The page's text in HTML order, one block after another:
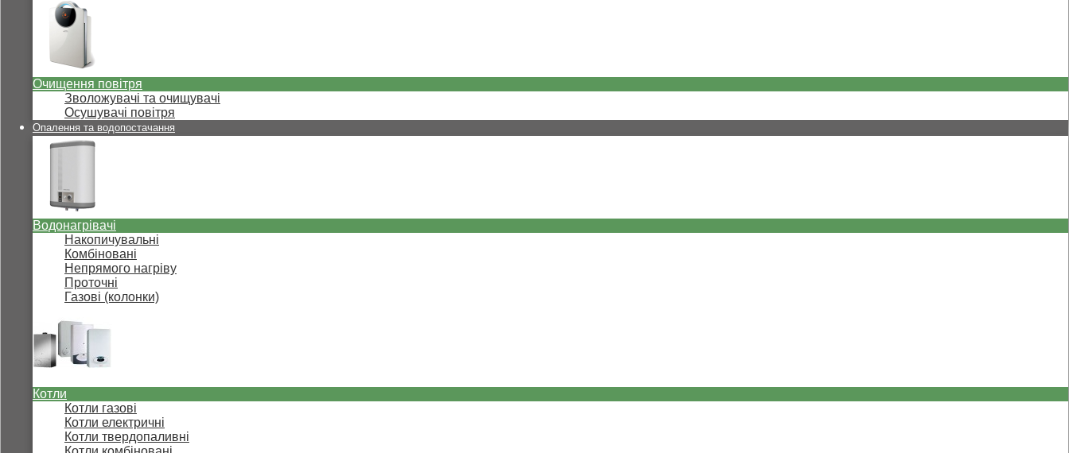
Очищення повітря
Зволожувачі та очищувачі
Осушувачі повітря
Опалення та водопостачання
Водонагрівачі
Накопичувальні
Комбіновані
Непрямого нагріву
Проточні
Газові (колонки)
Котли
Котли газові
Котли електричні
Котли твердопаливні